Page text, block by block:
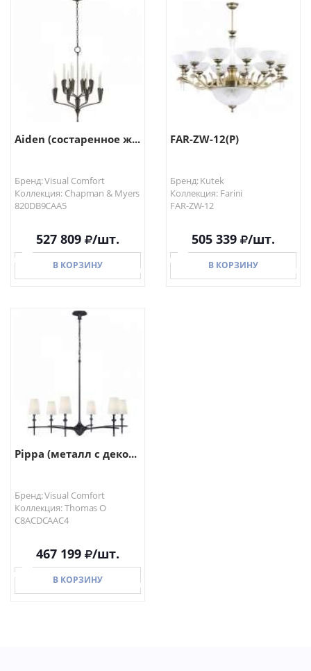
Aiden (состаренное ж...
Бренд: Visual Comfort
Коллекция: Chapman & Myers
820DB9CAA5
527 809 /шт.
В КОРЗИНУ
В КОРЗИНУ
FAR-ZW-12(P)
Бренд: Kutek
Коллекция: Farini
FAR-ZW-12
505 339 /шт.
В КОРЗИНУ
Pippa (металл с деко...
Бренд: Visual Comfort
Коллекция: Thomas O
C8ACDCAAC4
467 199 /шт.
В КОРЗИНУ